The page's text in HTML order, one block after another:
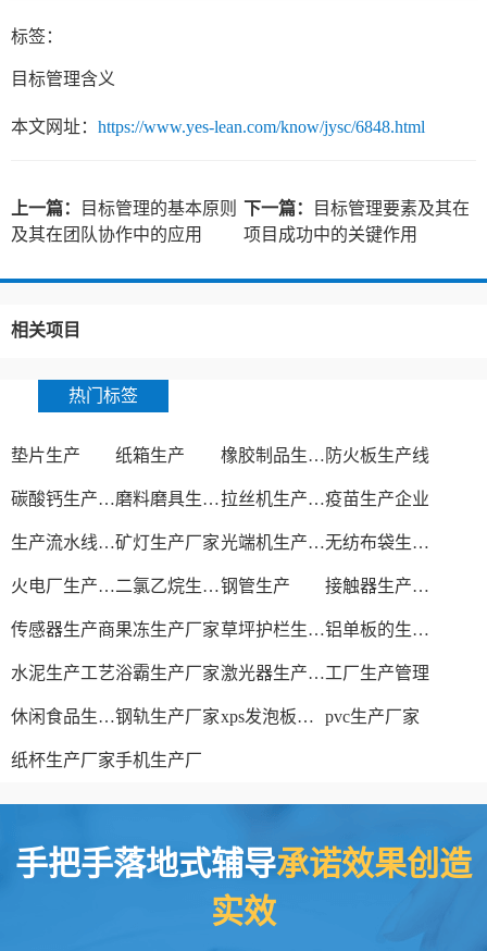
标签：
目标管理含义
本文网址： https://www.yes-lean.com/know/jysc/6848.html
上一篇：
目标管理的基本原则
及其在团队协作中的应用
下一篇：
目标管理要素及其在
项目成功中的关键作用
相关项目
热门标签
垫片生产 纸箱生产 橡胶制品生产厂 防火板生产线
碳酸钙生产设备 磨料磨具生产厂家 拉丝机生产厂家疫苗生产企业
生产流水线设备矿灯生产厂家 光端机生产厂家 无纺布袋生产厂家
火电厂生产过程 二氯乙烷生产厂家钢管生产 接触器生产厂家
传感器生产商果冻生产厂家 草坪护栏生产厂家 铝单板的生产厂家
水泥生产工艺浴霸生产厂家 激光器生产厂家工厂生产管理
休闲食品生产线钢轨生产厂家 xps发泡板材生产线 pvc生产厂家
纸杯生产厂家手机生产厂
手把手落地式辅导承诺效果创造
实效